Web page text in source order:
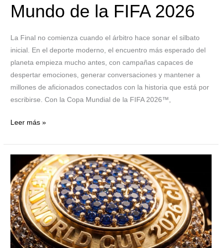
Mundo de la FIFA 2026
La Final no comienza cuando el árbitro hace sonar el silbato
inicial. En el deporte moderno, el encuentro más esperado del
planeta empieza mucho antes, con campañas capaces de
despertar emociones, generar conversaciones y mantener a
millones de aficionados conectados con la historia que está por
escribirse. Con la Copa Mundial de la FIFA 2026™,
la
FIFA
Leer más »
primeros
anillos:
la
FIFA
incorpora
una